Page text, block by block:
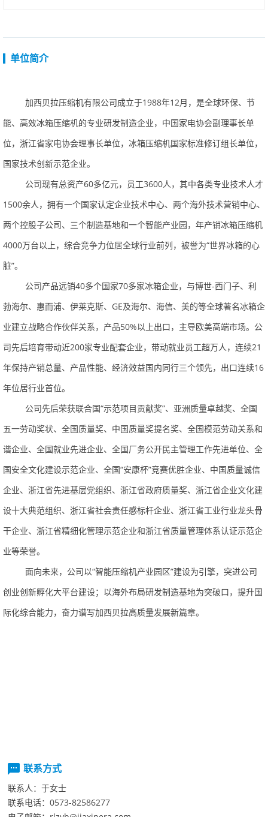
单位简介
加西贝拉压缩机有限公司成立于1988年12月，是全球环保、节
能、高效冰箱压缩机的专业研发制造企业，中国家电协会副理事长单
位，浙江省家电协会理事长单位，冰箱压缩机国家标准修订组长单位，
国家技术创新示范企业。
公司现有总资产60多亿元，员工3600人，其中各类专业技术人才
1500余人，拥有一个国家认定企业技术中心、两个海外技术营销中心、
两个控股子公司、三个制造基地和一个智能产业园，年产销冰箱压缩机
4000万台以上，综合竞争力位居全球行业前列，被誉为“世界冰箱的心
脏”。
公司产品远销40多个国家70多家冰箱企业，与博世-西门子、利
勃海尔、惠而浦、伊莱克斯、 GE及海尔、海信、美的等全球著名冰箱企
业建立战略合作伙伴关系，产品50%以上出口，主导欧美高端市场。公
司先后培育带动近200家专业配套企业，带动就业员工超万人，连续21
年保持产销总量、产品性能、经济效益国内同行三个领先，出口连续16
年位居行业首位。
公司先后荣获联合国“示范项目贡献奖”、亚洲质量卓越奖、全国
五一劳动奖状、全国质量奖、中国质量奖提名奖、全国模范劳动关系和
谐企业、全国就业先进企业、全国厂务公开民主管理工作先进单位、全
国安全文化建设示范企业、全国“安康杯”竞赛优胜企业、中国质量诚信
企业、浙江省先进基层党组织、浙江省政府质量奖、浙江省企业文化建
设十大典范组织、浙江省社会责任感标杆企业、浙江省工业行业龙头骨
干企业、浙江省精细化管理示范企业和浙江省质量管理体系认证示范企
业等荣誉。
面向未来，公司以“智能压缩机产业园区”建设为引擎，突进公司
创业创新孵化大平台建设；以海外布局研发制造基地为突破口，提升国
际化综合能力，奋力谱写加西贝拉高质量发展新篇章。
联系方式
联系人： 于女士
联系电话： 0573-82586277